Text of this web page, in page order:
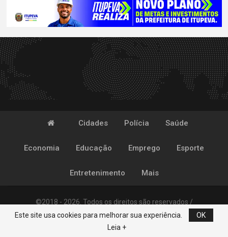
Cidades Polícia Saúde
Economia Educação Emprego Esporte
Entretenimento Mais
©2018 - 2026. Todos os direitos são reservados /
Desenvolvido porPOP
Este site usa cookies para melhorar sua experiência.
OK
Leia +